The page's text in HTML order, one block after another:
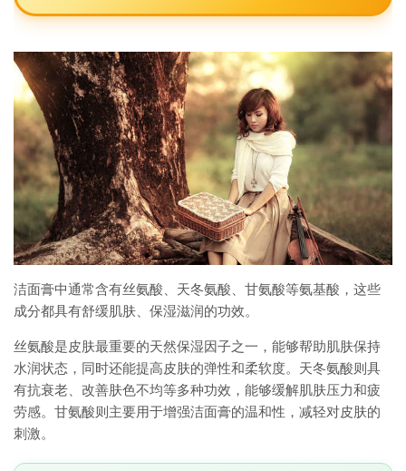
洁面膏中通常含有丝氨酸、天冬氨酸、甘氨酸等氨基酸，这些
成分都具有舒缓肌肤、保湿滋润的功效。
丝氨酸是皮肤最重要的天然保湿因子之一，能够帮助肌肤保持
水润状态，同时还能提高皮肤的弹性和柔软度。天冬氨酸则具
有抗衰老、改善肤色不均等多种功效，能够缓解肌肤压力和疲
劳感。甘氨酸则主要用于增强洁面膏的温和性，减轻对皮肤的
刺激。